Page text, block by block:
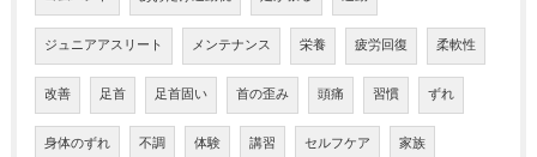
ジュニアアスリート メンテナンス 栄養 疲労回復 柔軟性
改善 足首 足首固い 首の歪み 頭痛 習慣 ずれ
身体のずれ 不調 体験 講習 セルフケア 家族